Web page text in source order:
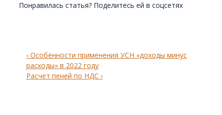
Понравилась статья? Поделитесь ей в соцсетях
Навигация
по
записям
Previous
Post
is
‹ Особенности применения УСН «доходы минус
расходы» в 2022 году
Next
Расчет пеней по НДС ›